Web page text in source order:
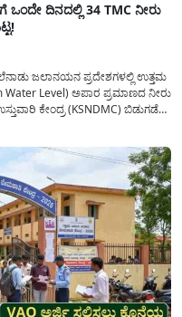
ದಿನದಲ್ಲಿ 34 TMC ನೀರು
ಜಲಾನಯನ ಪ್ರದೇಶಗಳಲ್ಲಿ ಉತ್ತಮ
Level) ಅಪಾರ ಪ್ರಮಾಣದ ನೀರು
ಕೇಂದ್ರ (KSNDMC) ಬಿಡುಗಡೆ